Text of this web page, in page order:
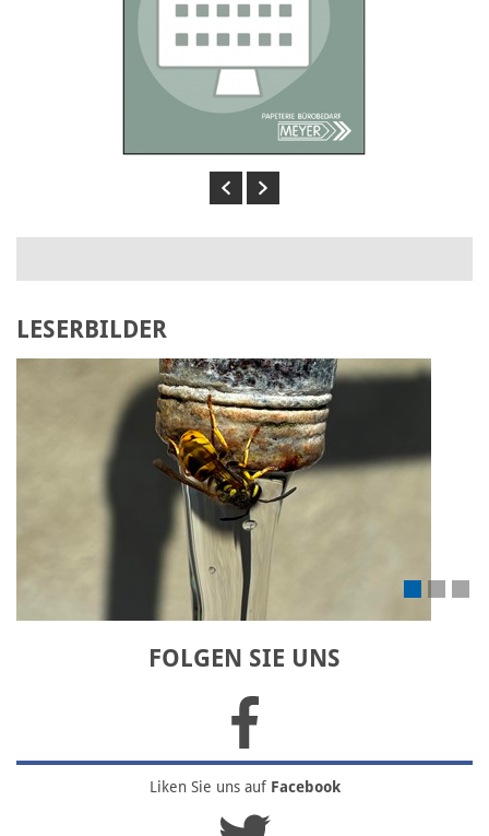
Previous
Next
LESERBILDER
Laden Sie Ihr eigenes Bild hoch
FOLGEN SIE UNS
Liken Sie unsauf Facebook